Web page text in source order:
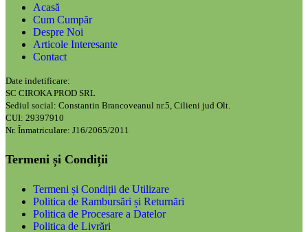
Acasă
Cum Cumpăr
Despre Noi
Articole Interesante
Contact
Date indetificare:
SC CIROKA PROD SRL
Sediul social: Constantin Brancoveanul nr.5, Cilieni jud Olt.
CUI: 29397910
Nr. Înmatriculare: J16/2065/2011
Termeni și Condiții
Termeni și Condiții de Utilizare
Politica de Rambursări și Returnări
Politica de Procesare a Datelor
Politica de Livrări